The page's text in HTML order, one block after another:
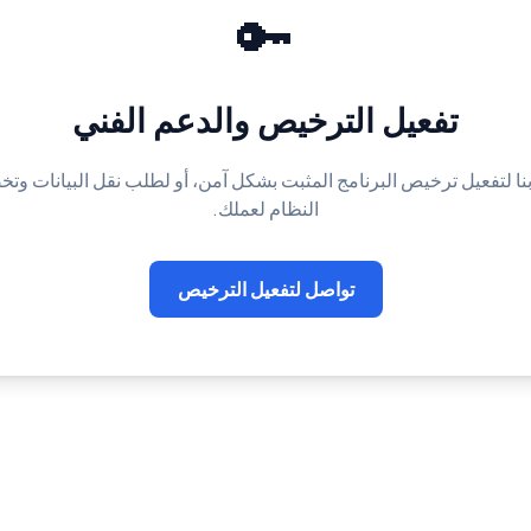
🔑
تفعيل الترخيص والدعم الفني
لتفعيل ترخيص البرنامج المثبت بشكل آمن، أو لطلب نقل البيانات
النظام لعملك.
تواصل لتفعيل الترخيص